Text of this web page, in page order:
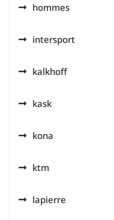
hommes
intersport
kalkhoff
kask
kona
ktm
lapierre